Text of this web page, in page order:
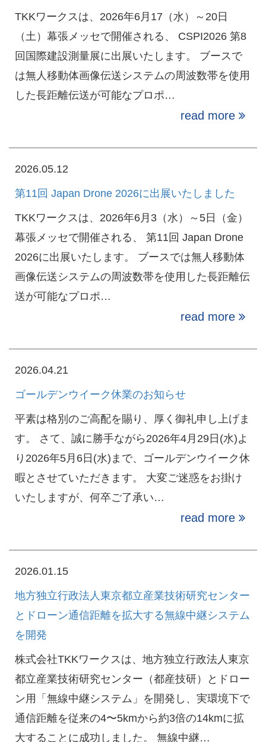
TKKワークスは、2026年6月17（水）～20日
（土）幕張メッセで開催される、 CSPI2026 第8
回国際建設測量展に出展いたします。 ブースで
は無人移動体画像伝送システムの周波数帯を使用
した長距離伝送が可能なプロポ…
read more
2026.05.12
第11回 Japan Drone 2026に出展いたしました
TKKワークスは、2026年6月3（水）～5日（金）
幕張メッセで開催される、 第11回 Japan Drone
2026に出展いたします。 ブースでは無人移動体
画像伝送システムの周波数帯を使用した長距離伝
送が可能なプロポ…
read more
2026.04.21
ゴールデンウイーク休業のお知らせ
平素は格別のご高配を賜り、厚く御礼申し上げま
す。 さて、誠に勝手ながら2026年4月29日(水)よ
り2026年5月6日(水)まで、ゴールデンウイーク休
暇とさせていただきます。 大変ご迷惑をお掛け
いたしますが、何卒ご了承い…
read more
2026.01.15
地方独立行政法人東京都立産業技術研究センター
とドローン通信距離を拡大する無線中継システム
を開発
株式会社TKKワークスは、地方独立行政法人東京
都立産業技術研究センター（都産技研）とドロー
ン用「無線中継システム」を開発し、実環境下で
通信距離を従来の4〜5kmから約3倍の14kmに拡
大することに成功しました。 無線中継…